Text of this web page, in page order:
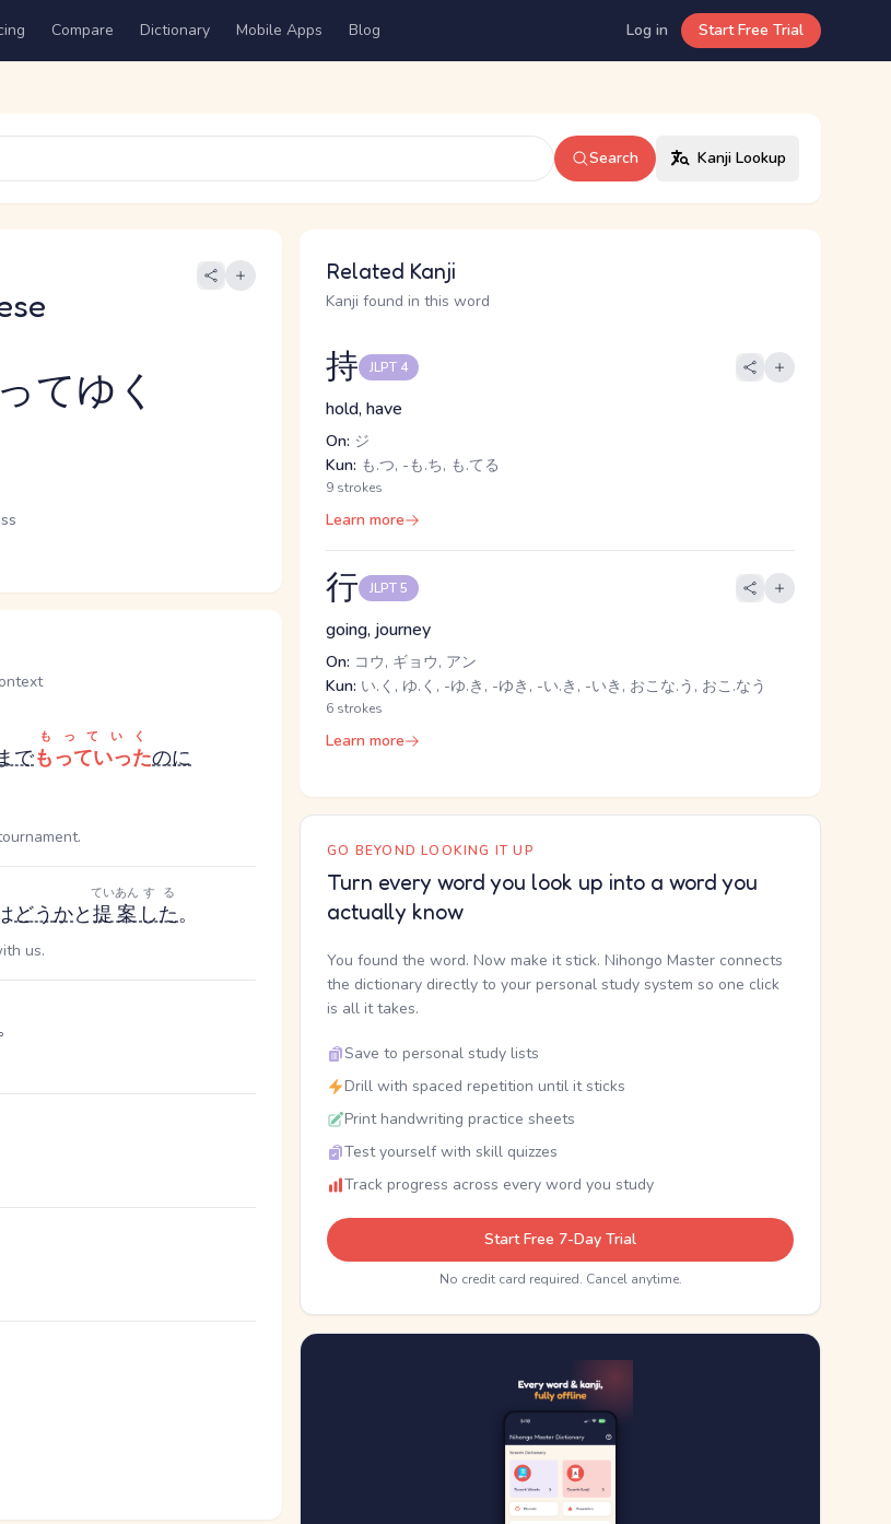
Compare Dictionary Mobile Apps Blog Log in Start Free Trial
Search Kanji Lookup
てゆく
でもっていった
もっていく
のに
どうかと提案
ていあん
した
する
。
us.
Related Kanji
Kanji found in this word
持 JLPT 4
hold, have
On: ジ
Kun: も.つ, -も.ち, も.てる
9 strokes
Learn more
行 JLPT 5
going, journey
On: コウ, ギョウ, アン
Kun: い.く, ゆ.く, -ゆ.き, -ゆき, -い.き, -いき, おこな.う, おこ.なう
6 strokes
Learn more
GO BEYOND LOOKING IT UP
Turn every word you look up into a word you
actually know
You found the word. Now make it stick. Nihongo Master connects
the dictionary directly to your personal study system so one click
is all it takes.
Save to personal study lists
Drill with spaced repetition until it sticks
Print handwriting practice sheets
Test yourself with skill quizzes
Track progress across every word you study
Start Free 7-Day Trial
No credit card required. Cancel anytime.